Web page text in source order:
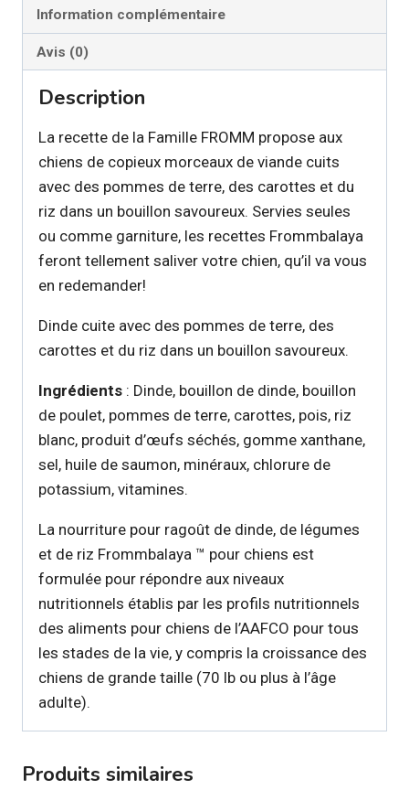
légumes
riz
pour
Information complémentaire
Avis (0)
Description
La recette de la Famille FROMM propose aux
chiens de copieux morceaux de viande cuits
avec des pommes de terre, des carottes et du
riz dans un bouillon savoureux. Servies seules
ou comme garniture, les recettes Frommbalaya
feront tellement saliver votre chien, qu’il va vous
en redemander!
Dinde cuite avec des pommes de terre, des
carottes et du riz dans un bouillon savoureux.
Ingrédients : Dinde, bouillon de dinde, bouillon
de poulet, pommes de terre, carottes, pois, riz
blanc, produit d’œufs séchés, gomme xanthane,
sel, huile de saumon, minéraux, chlorure de
potassium, vitamines.
La nourriture pour ragoût de dinde, de légumes
et de riz Frommbalaya ™ pour chiens est
formulée pour répondre aux niveaux
nutritionnels établis par les profils nutritionnels
des aliments pour chiens de l’AAFCO pour tous
les stades de la vie, y compris la croissance des
chiens de grande taille (70 lb ou plus à l’âge
adulte).
Produits similaires